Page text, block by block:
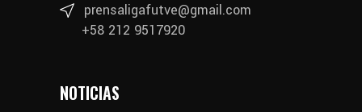
prensaligafutve@gmail.com
+58 212 9517920
NOTICIAS